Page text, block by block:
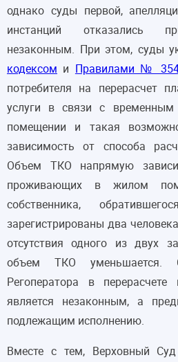
однако суды первой,
инстанций отказались
незаконным. При этом, суды
кодексом и Правилами №
потребителя на перерасчет
услуги в связи с
помещении и такая
зависимость от способа
Объем ТКО напрямую
проживающих в жилом
собственника,
зарегистрированы два
отсутствия одного из двух
объем ТКО уменьшается.
Регоператора в
является незаконным, а
подлежащим исполнению.
Вместе с тем, Верховный